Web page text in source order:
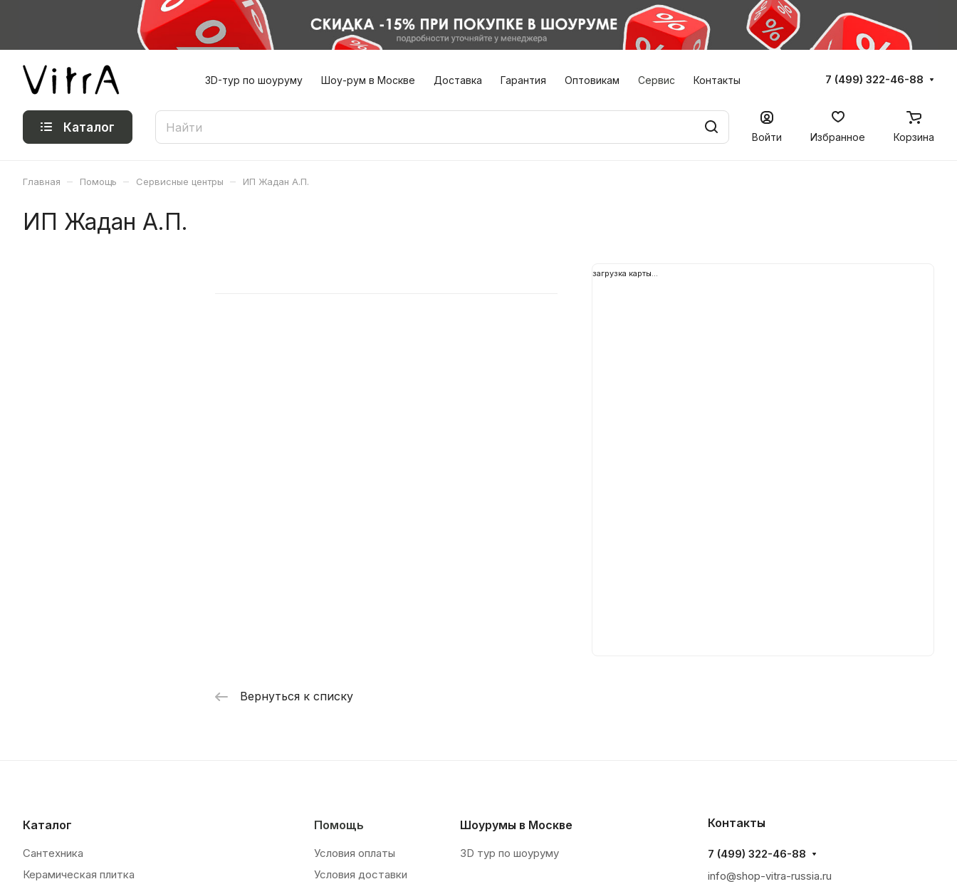
3D-тур по шоуруму Шоу-рум в Москве Доставка Гарантия Оптовикам Сервис Контакты 7 (499) 322-46-88
Каталог
Войти Избранное Корзина
Главная – Помощь – Сервисные центры – ИП Жадан А.П.
ИП Жадан А.П.
загрузка карты...
Вернуться к списку
Каталог
Сантехника
Керамическая плитка
Помощь
Условия оплаты
Условия доставки
Шоурумы в Москве
3D тур по шоуруму
Контакты
7 (499) 322-46-88
info@shop-vitra-russia.ru